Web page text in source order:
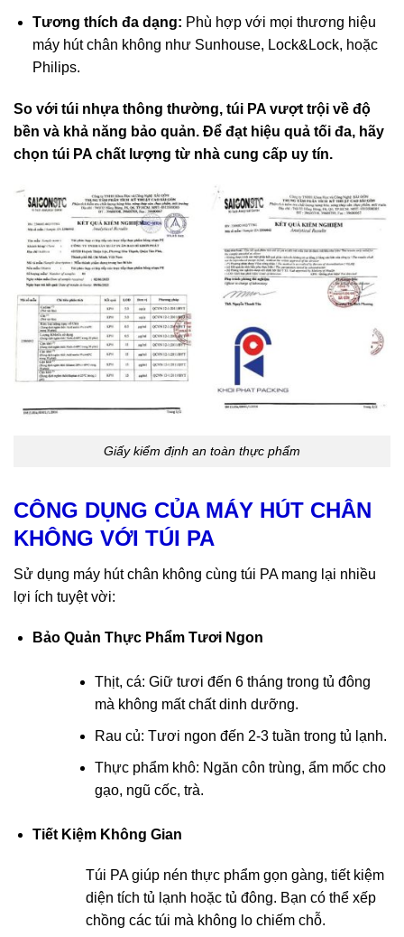
Tương thích đa dạng: Phù hợp với mọi thương hiệu
máy hút chân không như Sunhouse, Lock&Lock, hoặc
Philips.
So với túi nhựa thông thường, túi PA vượt trội về độ
bền và khả năng bảo quản. Để đạt hiệu quả tối đa, hãy
chọn túi PA chất lượng từ nhà cung cấp uy tín.
Giấy kiểm định an toàn thực phẩm
CÔNG DỤNG CỦA MÁY HÚT CHÂN
KHÔNG VỚI TÚI PA
Sử dụng máy hút chân không cùng túi PA mang lại nhiều
lợi ích tuyệt vời:
Bảo Quản Thực Phẩm Tươi Ngon
Thịt, cá: Giữ tươi đến 6 tháng trong tủ đông
mà không mất chất dinh dưỡng.
Rau củ: Tươi ngon đến 2-3 tuần trong tủ lạnh.
Thực phẩm khô: Ngăn côn trùng, ẩm mốc cho
gạo, ngũ cốc, trà.
Tiết Kiệm Không Gian
Túi PA giúp nén thực phẩm gọn gàng, tiết kiệm
diện tích tủ lạnh hoặc tủ đông. Bạn có thể xếp
chồng các túi mà không lo chiếm chỗ.